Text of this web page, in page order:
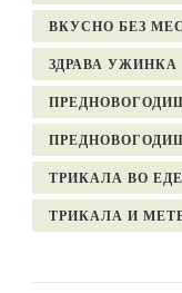
ВКУСНО БЕЗ
ЗДРАВА УЖИНКА
ТРИКАЛА ВО
ТРИКАЛА И